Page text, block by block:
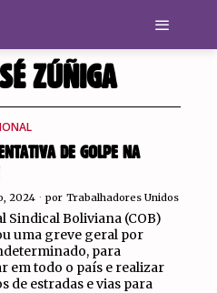
ZÚÑIGA
DE GOLPE NA
2024 por Trabalhadores Unidos
Sindical Boliviana (COB)
uma greve geral por
para
em todo o país e realizar
de estradas e vias para